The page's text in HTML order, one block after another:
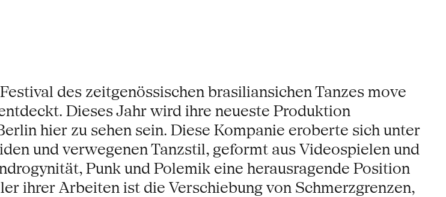
des zeitgenössischen brasiliansichen Tanzes move
Dieses Jahr wird ihre neueste Produktion
hier zu sehen sein. Diese Kompanie eroberte sich unter
und verwegenen Tanzstil, geformt aus Videospielen und
Punk und Polemik eine herausragende Position
ihrer Arbeiten ist die Verschiebung von Schmerzgrenzen,